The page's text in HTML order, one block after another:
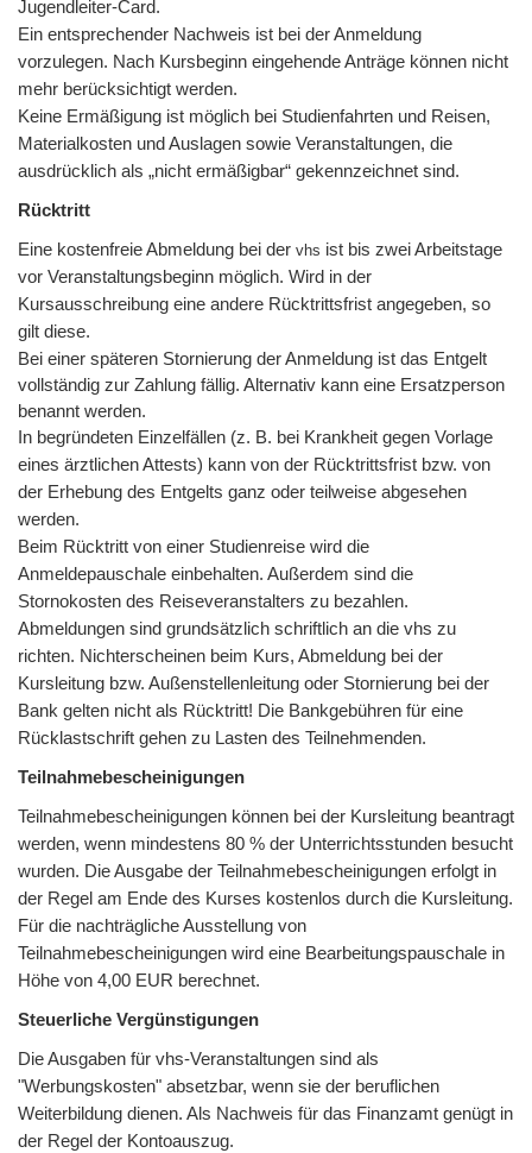
Jugendleiter-Card.
Ein entsprechender Nachweis ist bei der Anmeldung
vorzulegen. Nach Kursbeginn eingehende Anträge können nicht
mehr berücksichtigt werden.
Keine Ermäßigung ist möglich bei Studienfahrten und Reisen,
Materialkosten und Auslagen sowie Veranstaltungen, die
ausdrücklich als „nicht ermäßigbar“ gekennzeichnet sind.
Rücktritt
Eine kostenfreie Abmeldung bei der vhs ist bis zwei Arbeitstage
vor Veranstaltungsbeginn möglich. Wird in der
Kursausschreibung eine andere Rücktrittsfrist angegeben, so
gilt diese.
Bei einer späteren Stornierung der Anmeldung ist das Entgelt
vollständig zur Zahlung fällig. Alternativ kann eine Ersatzperson
benannt werden.
In begründeten Einzelfällen (z. B. bei Krankheit gegen Vorlage
eines ärztlichen Attests) kann von der Rücktrittsfrist bzw. von
der Erhebung des Entgelts ganz oder teilweise abgesehen
werden.
Beim Rücktritt von einer Studienreise wird die
Anmeldepauschale einbehalten. Außerdem sind die
Stornokosten des Reiseveranstalters zu bezahlen.
Abmeldungen sind grundsätzlich schriftlich an die vhs zu
richten. Nichterscheinen beim Kurs, Abmeldung bei der
Kursleitung bzw. Außenstellenleitung oder Stornierung bei der
Bank gelten nicht als Rücktritt! Die Bankgebühren für eine
Rücklastschrift gehen zu Lasten des Teilnehmenden.
Teilnahmebescheinigungen
Teilnahmebescheinigungen können bei der Kursleitung beantragt
werden, wenn mindestens 80 % der Unterrichtsstunden besucht
wurden. Die Ausgabe der Teilnahmebescheinigungen erfolgt in
der Regel am Ende des Kurses kostenlos durch die Kursleitung.
Für die nachträgliche Ausstellung von
Teilnahmebescheinigungen wird eine Bearbeitungspauschale in
Höhe von 4,00 EUR berechnet.
Steuerliche Vergünstigungen
Die Ausgaben für vhs-Veranstaltungen sind als
"Werbungskosten" absetzbar, wenn sie der beruflichen
Weiterbildung dienen. Als Nachweis für das Finanzamt genügt in
der Regel der Kontoauszug.